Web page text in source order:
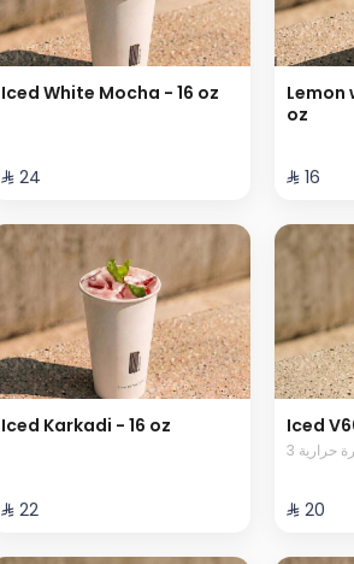
Iced White Mocha - 16 oz
⁨⁦‪‬ 24⁩
Lemon
oz
⁨⁦‪‬ 16⁩
Iced Karkadi - 16 oz
⁨⁦‪‬ 22⁩
Iced
حرارية
⁨⁦‪‬ 20⁩